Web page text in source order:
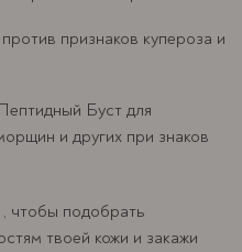
признаков купероза и
Буст для
и других при знаков
, чтобы подобрать
твоей кожи и закажи